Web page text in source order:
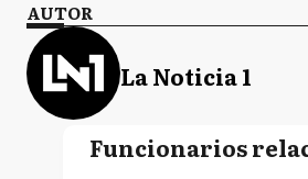
AUTOR
La Noticia 1
Funcionarios